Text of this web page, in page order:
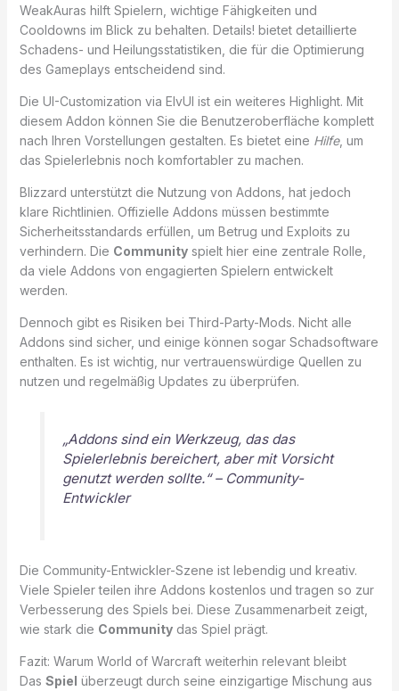
WeakAuras hilft Spielern, wichtige Fähigkeiten und
Cooldowns im Blick zu behalten. Details! bietet detaillierte
Schadens- und Heilungsstatistiken, die für die Optimierung
des Gameplays entscheidend sind.
Die UI-Customization via ElvUI ist ein weiteres Highlight. Mit
diesem Addon können Sie die Benutzeroberfläche komplett
nach Ihren Vorstellungen gestalten. Es bietet eine Hilfe, um
das Spielerlebnis noch komfortabler zu machen.
Blizzard unterstützt die Nutzung von Addons, hat jedoch
klare Richtlinien. Offizielle Addons müssen bestimmte
Sicherheitsstandards erfüllen, um Betrug und Exploits zu
verhindern. Die Communityspielt hier eine zentrale Rolle,
da viele Addons von engagierten Spielern entwickelt
werden.
Dennoch gibt es Risiken bei Third-Party-Mods. Nicht alle
Addons sind sicher, und einige können sogar Schadsoftware
enthalten. Es ist wichtig, nur vertrauenswürdige Quellen zu
nutzen und regelmäßig Updates zu überprüfen.
„Addons sind ein Werkzeug, das das
Spielerlebnis bereichert, aber mit Vorsicht
genutzt werden sollte.“ – Community-
Entwickler
Die Community-Entwickler-Szene ist lebendig und kreativ.
Viele Spieler teilen ihre Addons kostenlos und tragen so zur
Verbesserung des Spiels bei. Diese Zusammenarbeit zeigt,
wie stark die Communitydas Spiel prägt.
Fazit: Warum World of Warcraft weiterhin relevant bleibt
Das Spiel überzeugt durch seine einzigartige Mischung aus